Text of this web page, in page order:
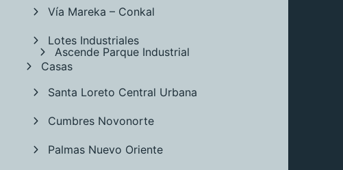
Vía Mareka – Conkal
Lotes Industriales
Ascende Parque Industrial
Casas
Santa Loreto Central Urbana
Cumbres Novonorte
Palmas Nuevo Oriente